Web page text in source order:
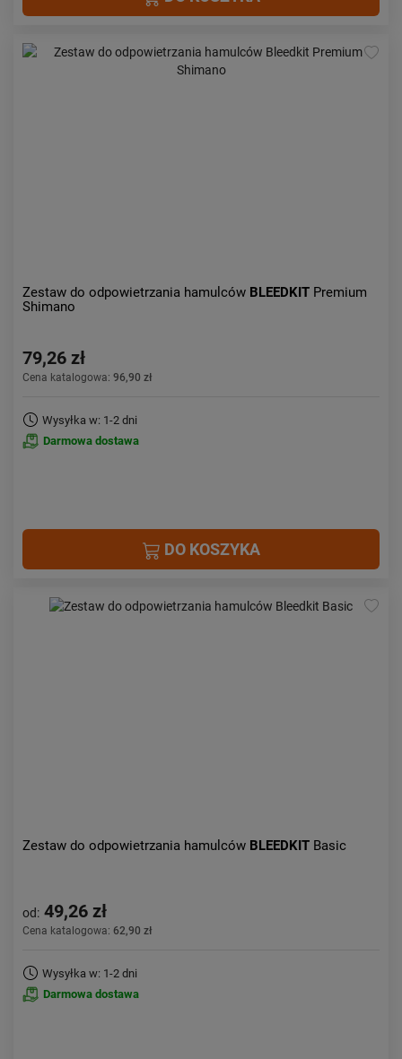
Zestaw do odpowietrzania hamulców BLEEDKIT Premium
Shimano
79,26 zł
Cena katalogowa: 96,90 zł
Wysyłka w: 1-2 dni
Darmowa dostawa
DO KOSZYKA
Zestaw do odpowietrzania hamulców BLEEDKIT Basic
od: 49,26 zł
Cena katalogowa: 62,90 zł
Wysyłka w: 1-2 dni
Darmowa dostawa